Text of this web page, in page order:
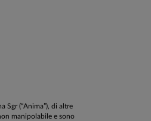
Sgr (“Anima”), di altre
manipolabile e sono